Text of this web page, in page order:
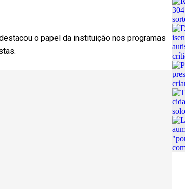
o papel da instituição nos programas